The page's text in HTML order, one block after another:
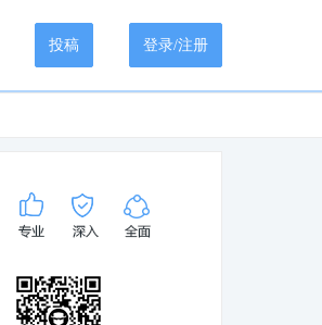
登录/注册
投稿